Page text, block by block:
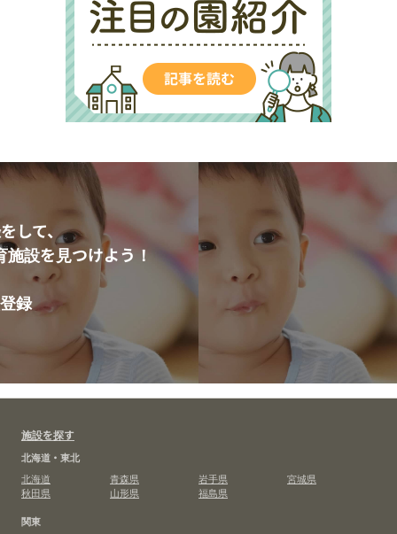
して、
設を見つけよう！
録
施設を探す
北海道・東北
北海道
青森県 岩手県
宮城県
秋田県
山形県
福島県
関東